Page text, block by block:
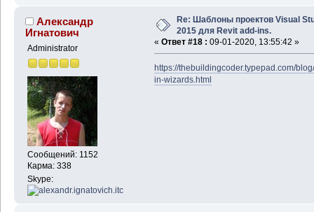
Александр
Игнатович
Administrator
Сообщений: 1152
Карма: 338
Skype:
Re: Шаблоны проектов Visual
2015 для Revit add-ins.
« Ответ #18 : 09-01-2020, 13:55:42 »
https://thebuildingcoder.typepad.com/
in-wizards.html